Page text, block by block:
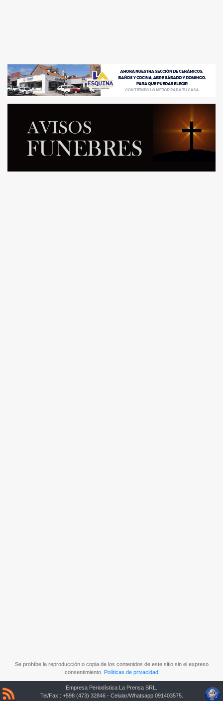
Se prohíbe la reproducción o copia de los contenidos de este sitio sin el expreso
consentimiento.
Políticas de privacidad
Empresa Periodística La Prensa SRL.
Tel/Fax.: +598 (473) 32846 - Celular/Whatsapp 091403575.